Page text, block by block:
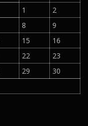
1
2
8
9
15
16
22
23
29
30